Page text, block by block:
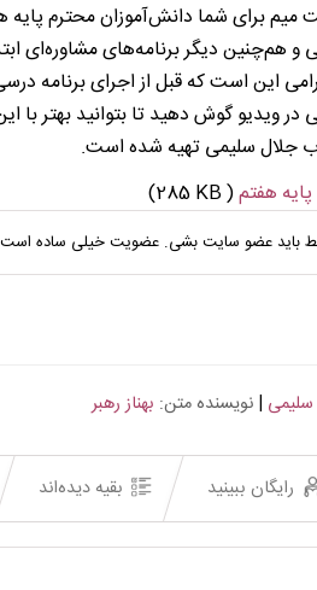
برای شما دانش‌آموزان محترم پایه
و هم‌چنین دیگر برنامه‌های مشاوره‌ای
این است که قبل از اجرای برنامه
گوش دهید تا بتوانید بهتر با
جلال سلیمی تهیه شده است.
(285 KB )
فقط باید عضو سایت بشی. عضویت خیلی ساده
|نویسنده متن: بهناز رهبر
رایگان ببینید بقیه دیده‌اند